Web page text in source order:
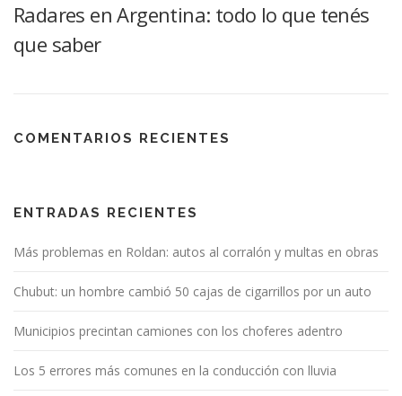
Radares en Argentina: todo lo que tenés
que saber
COMENTARIOS RECIENTES
ENTRADAS RECIENTES
Más problemas en Roldan: autos al corralón y multas en obras
Chubut: un hombre cambió 50 cajas de cigarrillos por un auto
Municipios precintan camiones con los choferes adentro
Los 5 errores más comunes en la conducción con lluvia